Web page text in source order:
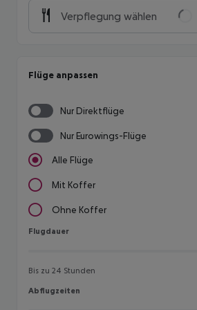
Verpflegung wählen
Flüge anpassen
Nur Direktflüge
Nur Eurowings-Flüge
Alle Flüge
Mit Koffer
Ohne Koffer
Flugdauer
Flugdauer
Bis zu 24 Stunden
Abflugzeiten
Abflugzeiten